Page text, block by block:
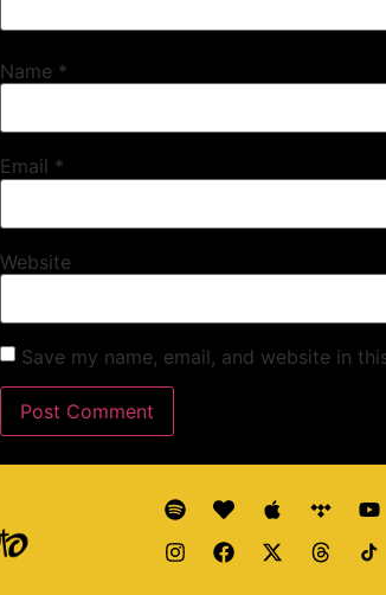
Name *
Email *
Website
Save my name, email, and website in